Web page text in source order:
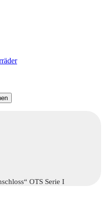
OTS Serie I